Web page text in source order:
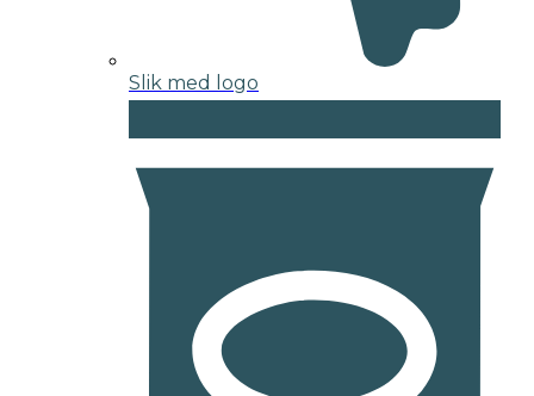
Slik med logo